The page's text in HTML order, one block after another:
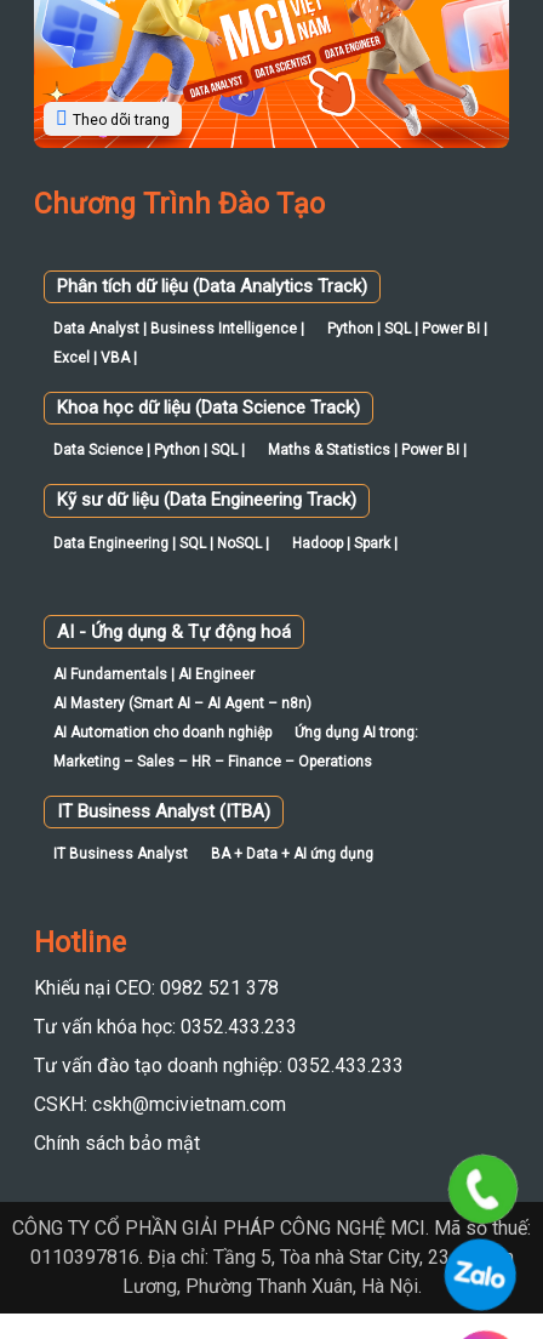
Theo dõi trang
Chương Trình Đào Tạo
Phân tích dữ liệu (Data Analytics Track)
Data Analyst | Business Intelligence |
Python | SQL | Power BI |
Excel | VBA |
Khoa học dữ liệu (Data Science Track)
Data Science | Python | SQL | Maths & Statistics | Power BI |
Kỹ sư dữ liệu (Data Engineering Track)
Data Engineering | SQL | NoSQL | Hadoop | Spark |
AI - Ứng dụng & Tự động hoá
AI Fundamentals | AI Engineer
AI Mastery (Smart AI – AI Agent – n8n)
AI Automation cho doanh nghiệp
Ứng dụng AI trong:
Marketing – Sales – HR – Finance – Operations
IT Business Analyst (ITBA)
IT Business Analyst BA + Data + AI ứng dụng
Hotline
Khiếu nại CEO: 0982 521 378
Tư vấn khóa học: 0352.433.233
Tư vấn đào tạo doanh nghiệp: 0352.433.233
CSKH: cskh@mcivietnam.com
Chính sách bảo mật
CÔNG TY CỔ PHẦN GIẢI PHÁP CÔNG NGHỆ MCI. Mã số thuế:
0110397816. Địa chỉ: Tầng 5, Tòa nhà Star City, 23 Lê Văn
Lương, Phường Thanh Xuân, Hà Nội.